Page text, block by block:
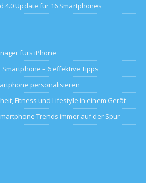
4.0 Update für 16 Smartphones
fürs iPhone
– 6 effektive Tipps
personalisieren
Fitness und Lifestyle in einem Gerät
Trends immer auf der Spur